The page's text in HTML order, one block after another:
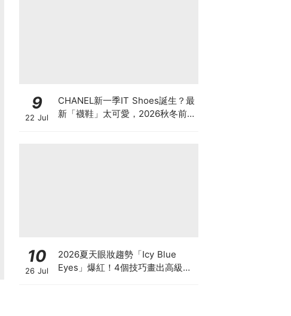
9
22 Jul
CHANEL新一季IT Shoes誕生？最
新「襪鞋」太可愛，2026秋冬前
10
26 Jul
2026夏天眼妝趨勢「Icy Blue
Eyes」爆紅！4個技巧畫出高級冰